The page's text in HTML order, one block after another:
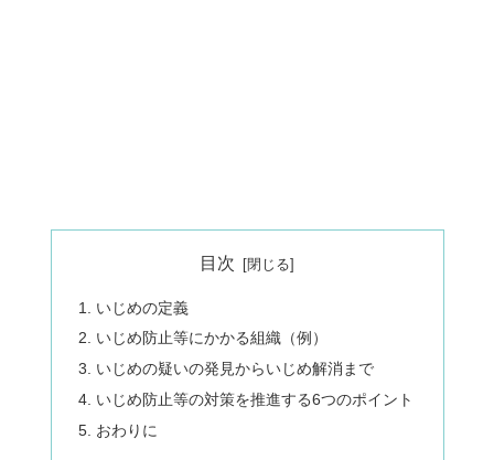
目次
いじめの定義
いじめ防止等にかかる組織（例）
いじめの疑いの発見からいじめ解消まで
いじめ防止等の対策を推進する6つのポイント
おわりに